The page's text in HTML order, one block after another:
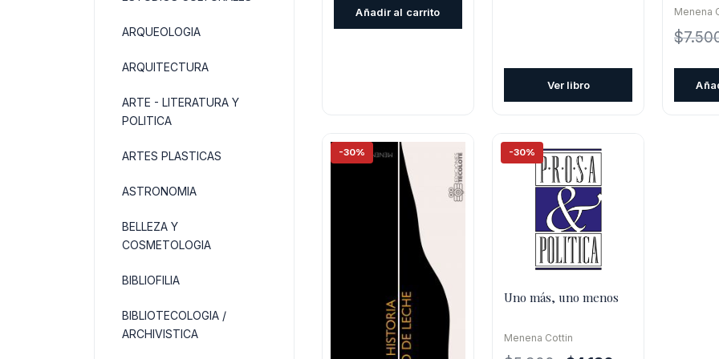
ARQUEOLOGIA
ARQUITECTURA
ARTE - LITERATURA Y
POLITICA
ARTES PLASTICAS
ASTRONOMIA
BELLEZA Y
COSMETOLOGIA
BIBLIOFILIA
BIBLIOTECOLOGIA /
ARCHIVISTICA
Añadir al carrito
Ver libro
Menena
$
-30% -30%
Uno más, uno menos
Menena Cottin